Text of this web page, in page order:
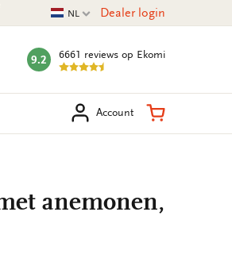
Huidige taal
NL Dealer login
mark:
9.2 6661 reviews op Ekomi
Account Winkelmand
anemonen,